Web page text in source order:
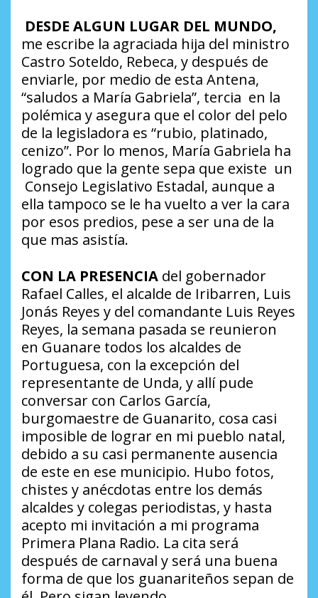
DESDE ALGUN LUGAR DEL MUNDO,
me escribe la agraciada hija del ministro
Castro Soteldo, Rebeca, y después de
enviarle, por medio de esta Antena,
“saludos a María Gabriela”, tercia en la
polémica y asegura que el color del pelo
de la legisladora es “rubio, platinado,
cenizo”. Por lo menos, María Gabriela ha
logrado que la gente sepa que existe un
Consejo Legislativo Estadal, aunque a
ella tampoco se le ha vuelto a ver la cara
por esos predios, pese a ser una de la
que mas asistía.
CON LA PRESENCIA del gobernador
Rafael Calles, el alcalde de Iribarren, Luis
Jonás Reyes y del comandante Luis Reyes
Reyes, la semana pasada se reunieron
en Guanare todos los alcaldes de
Portuguesa, con la excepción del
representante de Unda, y allí pude
conversar con Carlos García,
burgomaestre de Guanarito, cosa casi
imposible de lograr en mi pueblo natal,
debido a su casi permanente ausencia
de este en ese municipio. Hubo fotos,
chistes y anécdotas entre los demás
alcaldes y colegas periodistas, y hasta
acepto mi invitación a mi programa
Primera Plana Radio. La cita será
después de carnaval y será una buena
forma de que los guanariteños sepan de